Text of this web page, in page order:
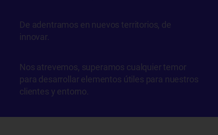
De adentramos en nuevos territorios, de
innovar.
Nos atrevemos, superamos cualquier temor
para desarrollar elementos útiles para nuestros
clientes y entorno.